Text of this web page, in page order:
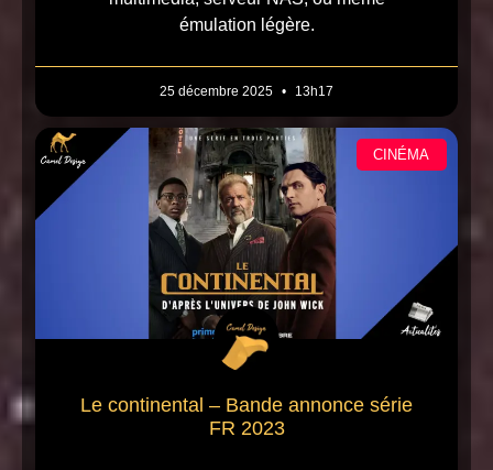
émulation légère.
25 décembre 2025 13h17
CINÉMA
Le continental – Bande annonce série
FR 2023